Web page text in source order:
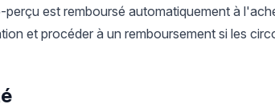
perçu est remboursé automatiquement à
et procéder à un remboursement si les